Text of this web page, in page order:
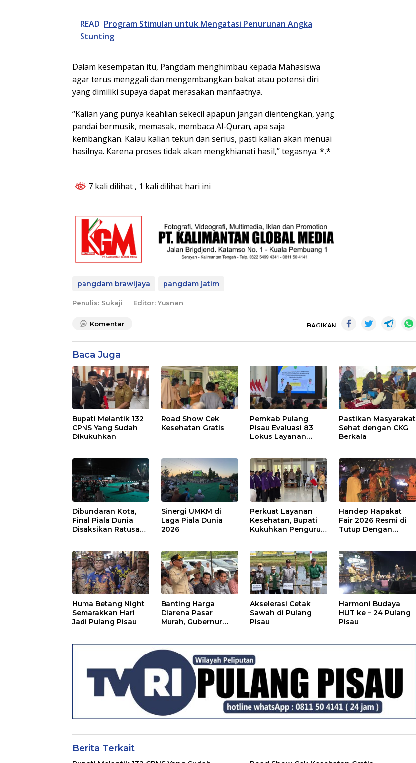
READ Program Stimulan untuk Mengatasi Penurunan Angka
Stunting
Dalam kesempatan itu, Pangdam menghimbau kepada Mahasiswa
agar terus menggali dan mengembangkan bakat atau potensi diri
yang dimiliki supaya dapat merasakan manfaatnya.
“Kalian yang punya keahlian sekecil apapun jangan dientengkan, yang
pandai bermusik, memasak, membaca Al-Quran, apa saja
kembangkan. Kalau kalian tekun dan serius, pasti kalian akan menuai
hasilnya. Karena proses tidak akan mengkhianati hasil,” tegasnya. *.*
7 kali dilihat , 1 kali dilihat hari ini
pangdam brawijaya pangdam jatim
Penulis: Sukaji Editor: Yusnan
Komentar BAGIKAN
Baca Juga
Bupati Melantik 132
CPNS Yang Sudah
Dikukuhkan
Road Show Cek
Kesehatan Gratis
Pemkab Pulang
Pisau Evaluasi 83
Lokus Layanan
Pastikan Masyarakat
Sehat dengan CKG
Berkala
Dibundaran Kota,
Final Piala Dunia
Disaksikan Ratusan
Sinergi UMKM di
Laga Piala Dunia
2026
Perkuat Layanan
Kesehatan, Bupati
Kukuhkan Pengurus
Handep Hapakat
Fair 2026 Resmi di
Tutup Dengan
Huma Betang Night
Semarakkan Hari
Jadi Pulang Pisau
Banting Harga
Diarena Pasar
Murah, Gubernur
Akselerasi Cetak
Sawah di Pulang
Pisau
Harmoni Budaya
HUT ke – 24 Pulang
Pisau
Berita Terkait